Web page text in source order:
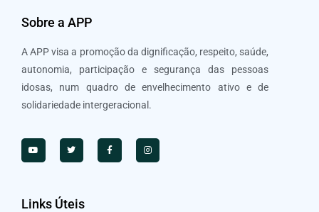
Sobre a APP
A APP visa a promoção da dignificação, respeito, saúde,
autonomia, participação e segurança das pessoas
idosas, num quadro de envelhecimento ativo e de
solidariedade intergeracional.
Links Úteis